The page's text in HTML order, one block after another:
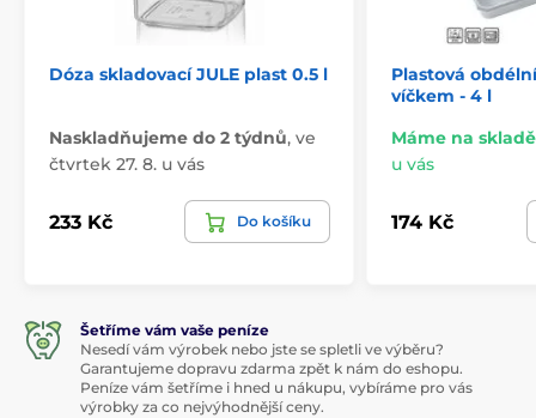
Dóza skladovací JULE plast 0.5 l
Naskladňujeme do 2 týdnů, ve
čtvrtek 27. 8. u vás
233 Kč Do košíku
Plastová
víčkem - 4 l
Máme na skladě
u vás
174 Kč
Šetříme vám vaše peníze
Nesedí vám výrobek nebo jste se spletli ve výběru?
Garantujeme dopravu zdarma zpět k nám do eshopu.
Peníze vám šetříme i hned u nákupu, vybíráme pro vás
výrobky za co nejvýhodnější ceny.